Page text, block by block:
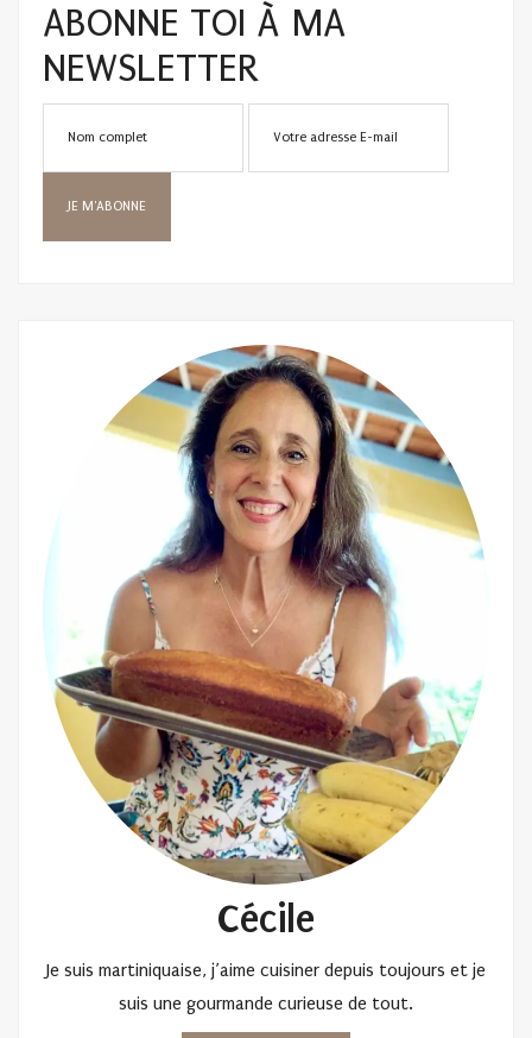
ABONNE TOI À MA
NEWSLETTER
Cécile
Je suis martiniquaise, j’aime cuisiner depuis toujours et je
suis une gourmande curieuse de tout.